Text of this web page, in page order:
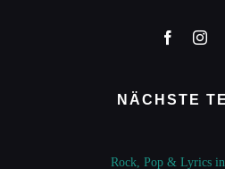
NÄCHSTE
Rock, Pop & Lyrics